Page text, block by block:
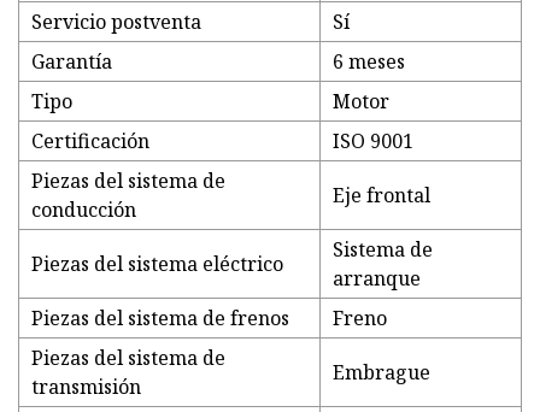
Servicio postventa
Sí
Garantía
6 meses
Tipo
Motor
Certificación
ISO 9001
Piezas del sistema de
conducción
Eje frontal
Piezas del sistema eléctrico
Sistema de
arranque
Piezas del sistema de frenos
Freno
Piezas del sistema de
transmisión
Embrague